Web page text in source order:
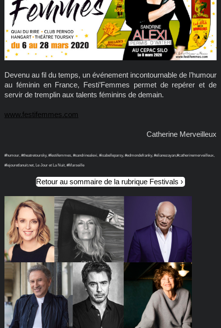
Devenu au fil du temps, un événement incontournable de l’humour
au féminin en France, Festi’Femmes permet de repérer et de
servir de tremplin aux talents féminins de demain.
www.festifemmes.com
Catherine Merveilleux
#humour, #theatretoursky, #festifemmes, #sandrinealexi, #isabelleparsy, #edmondefranky, #elianezayan,#catherinemerveilleux,
#lejouretlanuit.net, Le Jour et La Nuit, #Marseille
Retour au sommaire de la rubrique Festivals